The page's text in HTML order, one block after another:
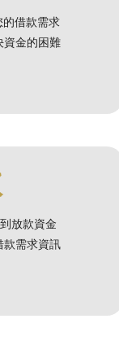
借款需求
資金的困難
放款資金
款需求資訊